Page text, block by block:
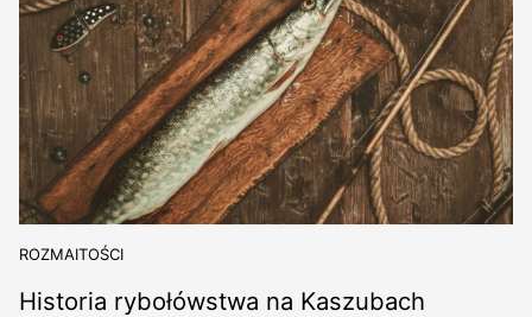
ROZMAITOŚCI
Historia rybołówstwa na Kaszubach